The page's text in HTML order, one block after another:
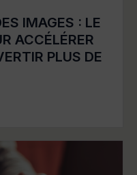
IMAGES : LE
ACCÉLÉRER
PLUS DE